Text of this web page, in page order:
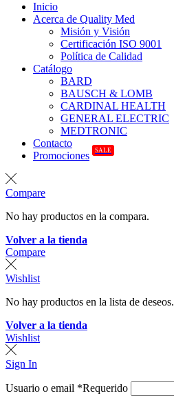
Inicio
Acerca de Quality Med
Misión y Visión
Certificación ISO 9001
Política de Calidad
Catálogo
BARD
BAUSCH & LOMB
CARDINAL HEALTH
GENERAL ELECTRIC
MEDTRONIC
Contacto
Promociones
SALE
Compare
No hay productos en la compara.
Volver a la tienda
Compare
Wishlist
No hay productos en la lista de deseos.
Volver a la tienda
Wishlist
Sign In
Usuario o email *Requerido